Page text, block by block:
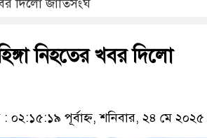
দিলো জাতিসংঘ
নিহতের খবর দিলো
পূর্বাহ্ন, শনিবার, ২৪ মে ২০২৫